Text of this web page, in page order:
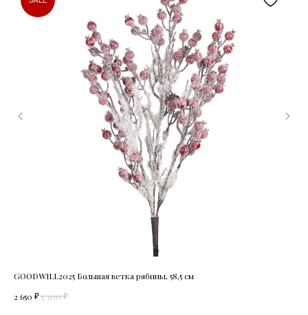
GOODWILL2025 Большая ветка рябины, 58,5 см
2 650 ₽5 300₽